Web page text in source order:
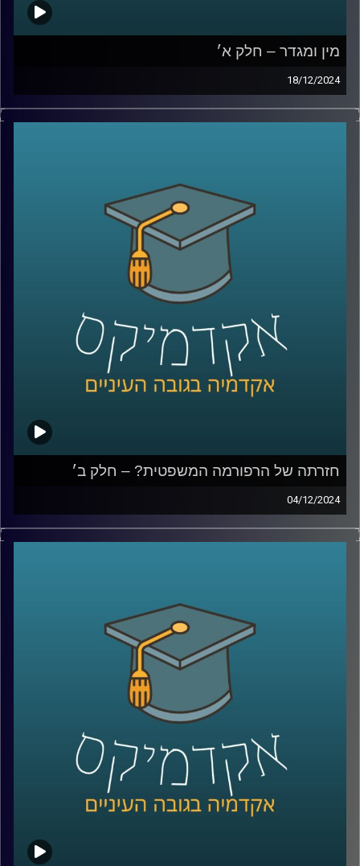
מין ומגדר – חלק א׳
18/12/2024
בפרק הזה נצלול לתחום מרתק שנוגע בכולנו אבל לא תמיד
אנחנו חושבים עליו: כיצד השפעות מגדריות יכולות לעצב את
מהלבוש ועד לפעילויות שהם בוחרים, אבל האם חשבתם על
כך שהחלטות אלו עשויות גם להשפיע על תחומי העניין
והכישורים שלהם?
בפרק הזה, נארח את פרופסור תמר שגיא מבית הספר ברוך
איבצ׳ר לפסיכולוגיה שתחשוף כיצד מסרים מגדריים, שלעתים
איננו מודעים להם, יכולים לעצב את האופן שבו ילדים תופסים
את עצמם ואת האפשרויות מונחות בפניהם
קרדיט תמונות:AudioVersity
חזרתה של הרפורמה המשפטית? – חלק ב׳
04/12/2024
בפרק הקודם עשינו סדר במושגי היסוד, מה כוללת הרפורמה
המשפטית, מה היא בכלל פסקת ההתגברות, עילת הסבירות,
ובהונגריה ומה נקודות השוני והדמיון בינינו לבינםהיום נדבר
עוד על ביקורת שיפוטית, האם התזמון של פרסום פסק הדין
מפלג את העם?, נדבר על האג והאם מערכת המשפט שלנו
מגינה עלינו, במה כן המבקרים של מערכת המשפט צודקים
ואיך אפשר לתקן, למה לא מכנסים את הועידה למינוי שופטים,
למה הויכוח והמחאה סחפה כל כך הרבה אנשים ולבסוף נדבר
גם על לימודי משפטים; איך מתמודדים עם כניסת הבינה
המלאכותית והאם כדאי ללמוד משפטים כשהשוק כל כך רווי?
שוב איתנו בחלק ב׳, יניב רוזנאי, פרופ׳ חבר וסגן הדיקן בבית
ספר הארי רדזינר למשפטים, ומנהל משותף של מרכז
רובינשטיין לאתגרים חוקתיים.